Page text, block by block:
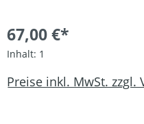
67,00 €*
Inhalt: 1
Preise inkl. MwSt. zzgl.